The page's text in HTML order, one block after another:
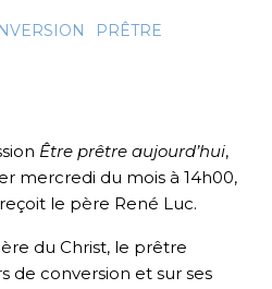
PRÊTRE
Être prêtre aujourd’hui,
mercredi du mois à 14h00,
le père René Luc.
du Christ, le prêtre
de conversion et sur ses